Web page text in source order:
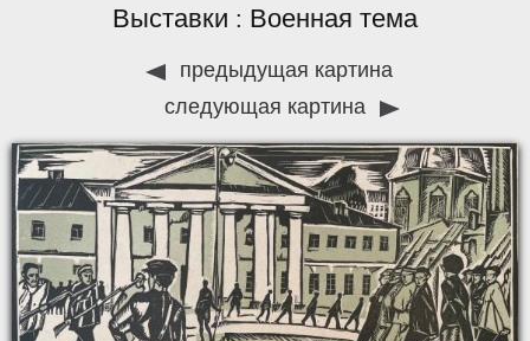
Выставки : Военная тема
предыдущая картина
следующая картина